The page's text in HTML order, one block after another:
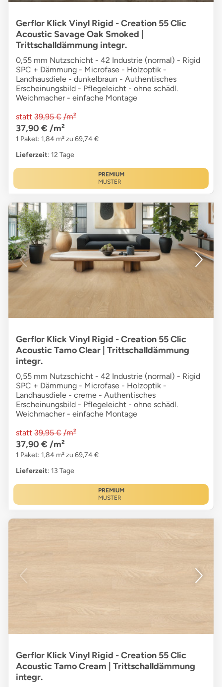
Gerflor Klick Vinyl Rigid - Creation 55 Clic
Acoustic Savage Oak Smoked |
Trittschalldämmung integr.
0,55 mm Nutzschicht - 42 Industrie (normal) - Rigid
SPC + Dämmung - Microfase - Holzoptik -
Landhausdiele - dunkelbraun - Authentisches
Erscheinungsbild - Pflegeleicht - ohne schädl.
Weichmacher - einfache Montage
statt 39,95 € /m²
37,90 € /m²
1 Paket: 1,84 m² zu 69,74 €
Lieferzeit: 12 Tage
PREMIUM
MUSTER
Gerflor Klick Vinyl Rigid - Creation 55 Clic
Acoustic Tamo Clear | Trittschalldämmung
integr.
0,55 mm Nutzschicht - 42 Industrie (normal) - Rigid
SPC + Dämmung - Microfase - Holzoptik -
Landhausdiele - creme - Authentisches
Erscheinungsbild - Pflegeleicht - ohne schädl.
Weichmacher - einfache Montage
statt 39,95 € /m²
37,90 € /m²
1 Paket: 1,84 m² zu 69,74 €
Lieferzeit: 13 Tage
PREMIUM
MUSTER
Gerflor Klick Vinyl Rigid - Creation 55 Clic
Acoustic Tamo Cream | Trittschalldämmung
integr.